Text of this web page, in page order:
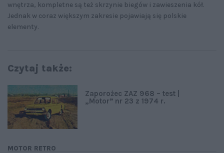
wnętrza, kompletne są też skrzynie biegów i zawieszenia kół.
Jednak w coraz większym zakresie pojawiają się polskie
elementy.
Czytaj także:
MOTOR RETRO
Zaporożec ZAZ 968 – test |
„Motor” nr 23 z 1974 r.